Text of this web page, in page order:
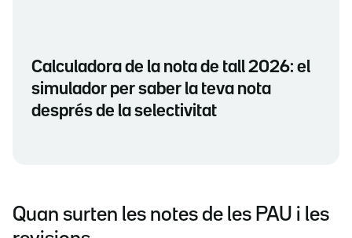
Calculadora de la nota de tall 2026: el
simulador per saber la teva nota
després de la selectivitat
Quan surten les notes de les PAU i les